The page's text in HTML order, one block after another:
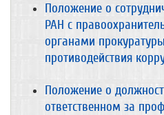
Положение о
РАН с
органами
противодействия
Положение о
ответственном за